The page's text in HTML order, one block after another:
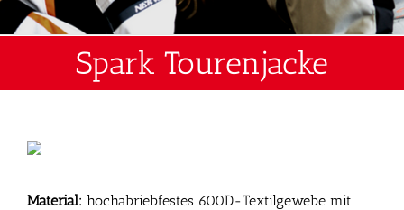
Spark Tourenjacke
Material: hochabriebfestes 600D-Textilgewebe mit